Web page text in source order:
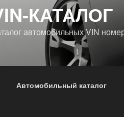
КАТАЛОГ
автомобильных VIN
Автомобильный каталог